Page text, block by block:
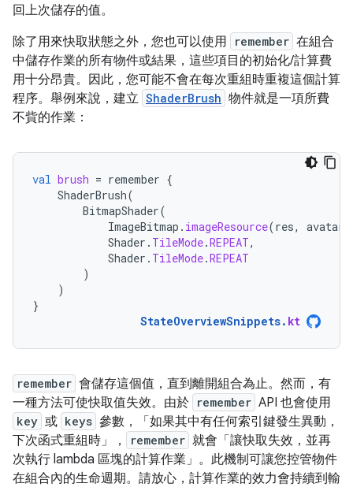
回上次儲存的值。
除了用來快取狀態之外，您也可以使用
remember 在組合
中儲存作業的所有物件或結果，這些項目的初始化/計算費
用十分昂貴。因此，您可能不會在每次重組時重複這個計算
程序。舉例來說，建立 ShaderBrush 物件就是一項所費
不貲的作業：
val brush = remember {
ShaderBrush(
BitmapShader(
ImageBitmap . imageResource(res,
Shader . TileMode.REPEAT,
Shader . TileMode.REPEAT
)
)
}
StateOverviewSnippets. kt
remember 會儲存這個值，直到離開組合為止。然而，有
一種方法可使快取值失效。由於 remember API 也會使用
key 或 keys 參數，「如果其中有任何索引鍵發生異動，
下次函式重組時」
， remember 就會「讓快取失效，並再
次執行 lambda 區塊的計算作業」 。此機制可讓您控管物件
在組合內的生命週期。請放心，計算作業的效力會持續到輸